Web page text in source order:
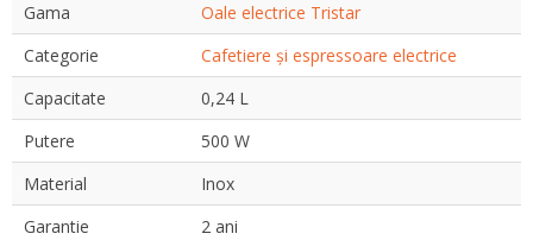
Gama
Oale electrice Tristar
Categorie
Cafetiere și espressoare electrice
Capacitate
0,24 L
Putere
500 W
Material
Inox
Garantie
2 ani